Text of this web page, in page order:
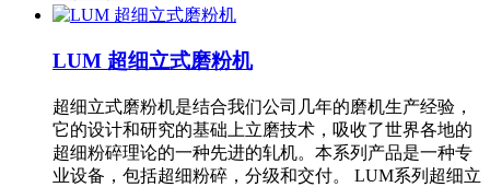
LUM 超细立式磨粉机
超细立式磨粉机是结合我们公司几年的磨机生产经验，
它的设计和研究的基础上立磨技术，吸收了世界各地的
超细粉碎理论的一种先进的轧机。本系列产品是一种专
业设备，包括超细粉碎，分级和交付。 LUM系列超细立